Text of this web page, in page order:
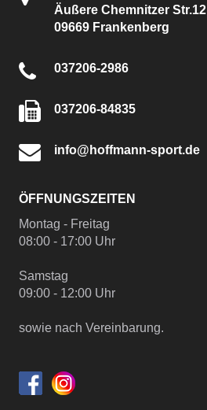
Äußere Chemnitzer Str.12
09669 Frankenberg
037206-2986
037206-84835
info@hoffmann-sport.de
ÖFFNUNGSZEITEN
Montag - Freitag
08:00 - 17:00 Uhr
Samstag
09:00 - 12:00 Uhr
sowie nach Vereinbarung.